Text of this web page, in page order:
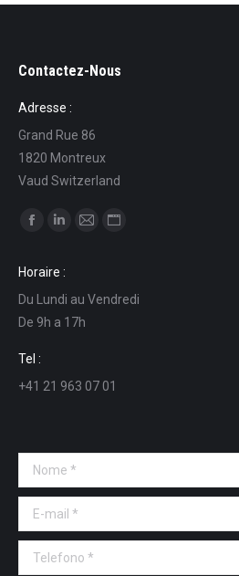
Contactez-Nous
Adresse :
Grand Rue 86
1820 Montreux
Vaud Switzerland
Ci puoi trovare su:
opens
in
new
window
opens
in
new
in
opens
Horaire :
Du Lundi au Vendredi
De 9h a 17h
Tel :
+41 21 963 07 01
Nome *
E-mail *
Telefono *